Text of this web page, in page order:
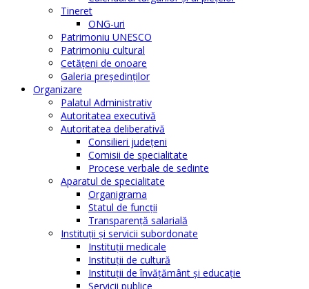
Tineret
ONG-uri
Patrimoniu UNESCO
Patrimoniu cultural
Cetăţeni de onoare
Galeria președinților
Organizare
Palatul Administrativ
Autoritatea executivă
Autoritatea deliberativă
Consilieri judeţeni
Comisii de specialitate
Procese verbale de sedinte
Aparatul de specialitate
Organigrama
Statul de funcții
Transparență salarială
Instituţii şi servicii subordonate
Instituţii medicale
Instituţii de cultură
Instituţii de învăţământ şi educaţie
Servicii publice